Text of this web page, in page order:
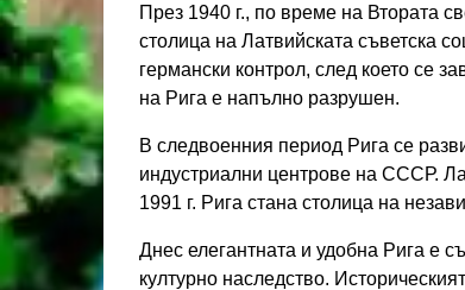
През 1940 г., по време на Втората
столица на Латвийската съветска
германски контрол, след което се
на Рига е напълно разрушен.
В следвоенния период Рига се
индустриални центрове на СССР.
1991 г. Рига стана столица на
Днес елегантната и удобна Рига е
културно наследство.